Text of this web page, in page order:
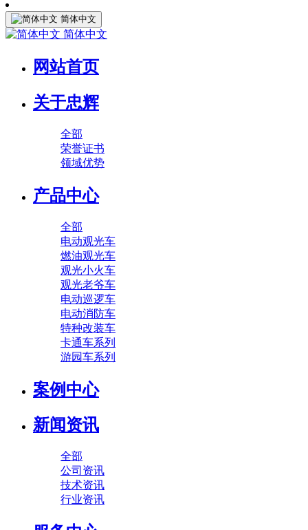
简体中文
简体中文
网站首页
关于忠辉
全部
荣誉证书
领域优势
产品中心
全部
电动观光车
燃油观光车
观光小火车
观光老爷车
电动巡逻车
电动消防车
特种改装车
卡通车系列
游园车系列
案例中心
新闻资讯
全部
公司资讯
技术资讯
行业资讯